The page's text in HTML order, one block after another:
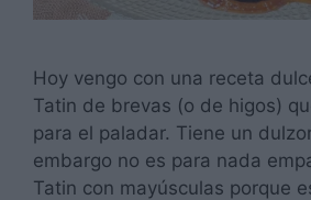
Hoy vengo con una receta
Tatin de brevas (o de higos)
para el paladar. Tiene un
embargo no es para nada
Tatin con mayúsculas porque